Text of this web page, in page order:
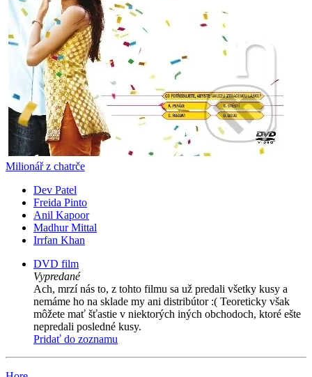
Milionář z chatrče
Dev Patel
Freida Pinto
Anil Kapoor
Madhur Mittal
Irrfan Khan
DVD film
Vypredané
Ach, mrzí nás to, z tohto filmu sa už predali všetky kusy a
nemáme ho na sklade my ani distribútor :( Teoreticky však
môžete mať šťastie v niektorých iných obchodoch, ktoré ešte
nepredali posledné kusy.
Pridať do zoznamu